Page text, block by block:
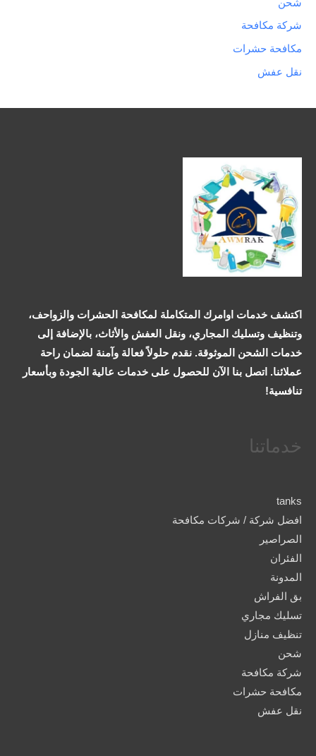
شحن
شركة مكافحة
مكافحة حشرات
نقل عفش
اكتشف خدمات اوامرك المتكاملة لمكافحة الحشرات والزواحف،
وتنظيف وتسليك المجاري، ونقل العفش والأثاث، بالإضافة إلى
خدمات الشحن الموثوقة. نقدم حلولاً فعالة وآمنة لضمان راحة
عملائنا. اتصل بنا الآن للحصول على خدمات عالية الجودة وبأسعار
تنافسية!
خدماتنا
tanks
افضل شركة / شركات مكافحة
الصراصير
الفئران
المدونة
بق الفراش
تسليك مجاري
تنظيف منازل
شحن
شركة مكافحة
مكافحة حشرات
نقل عفش